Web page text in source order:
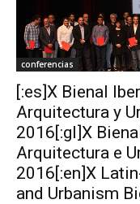
conferencias
[:es]X Bienal
Arquitectura y
2016[:gl]X
Arquitectura e
2016[:en]X
and Urbanism